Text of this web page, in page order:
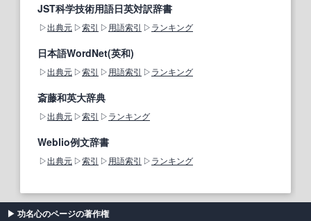
JST科学技術用語日英対訳辞書
出典元 索引 用語索引 ランキング
日本語WordNet(英和)
出典元 索引 用語索引 ランキング
斎藤和英大辞典
出典元 索引 ランキング
Weblio例文辞書
出典元 索引 用語索引 ランキング
功名心のページの著作権